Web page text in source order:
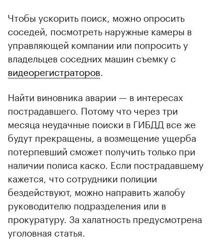
Чтобы ускорить поиск, можно опросить
соседей, посмотреть наружные камеры в
управляющей компании или попросить у
владельцев соседних машин съемку с
видеорегистраторов.
Найти виновника аварии — в интересах
пострадавшего. Потому что через три
месяца неудачные поиски в ГИБДД все же
будут прекращены, а возмещение ущерба
потерпевший сможет получить только при
наличии полиса каско. Если пострадавшему
кажется, что сотрудники полиции
бездействуют, можно направить жалобу
руководителю подразделения или в
прокуратуру. За халатность предусмотрена
уголовная статья.